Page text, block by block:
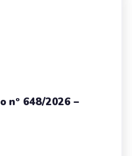
nº 648/2026 –